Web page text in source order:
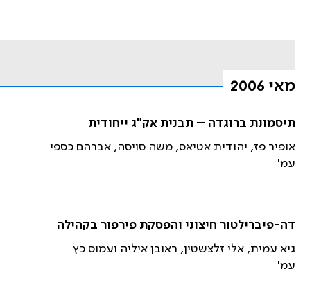
מאי 2006
תיסמונת ברוגדה – תבנית אק"ג ייחודית
אופיר פז, יהודית אטיאס, משה סויסה, אברהם כספי
עמ'
דה-פיברילטור חיצוני והפסקת פירפור בקהילה
גיא עמית, אלי זלצשטין, ראובן איליה ועמוס כץ
עמ'